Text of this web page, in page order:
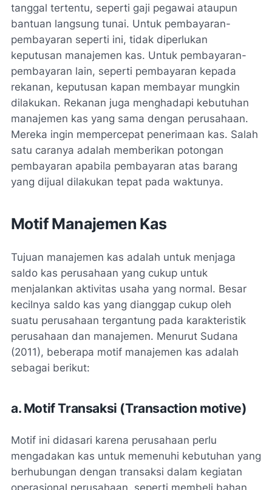
tanggal tertentu, seperti gaji pegawai ataupun
bantuan langsung tunai. Untuk pembayaran-
pembayaran seperti ini, tidak diperlukan
keputusan manajemen kas. Untuk pembayaran-
pembayaran lain, seperti pembayaran kepada
rekanan, keputusan kapan membayar mungkin
dilakukan. Rekanan juga menghadapi kebutuhan
manajemen kas yang sama dengan perusahaan.
Mereka ingin mempercepat penerimaan kas. Salah
satu caranya adalah memberikan potongan
pembayaran apabila pembayaran atas barang
yang dijual dilakukan tepat pada waktunya.
Motif Manajemen Kas
Tujuan manajemen kas adalah untuk menjaga
saldo kas perusahaan yang cukup untuk
menjalankan aktivitas usaha yang normal. Besar
kecilnya saldo kas yang dianggap cukup oleh
suatu perusahaan tergantung pada karakteristik
perusahaan dan manajemen. Menurut Sudana
(2011), beberapa motif manajemen kas adalah
sebagai berikut:
a. Motif Transaksi (Transaction motive)
Motif ini didasari karena perusahaan perlu
mengadakan kas untuk memenuhi kebutuhan yang
berhubungan dengan transaksi dalam kegiatan
operasional perusahaan, seperti membeli bahan